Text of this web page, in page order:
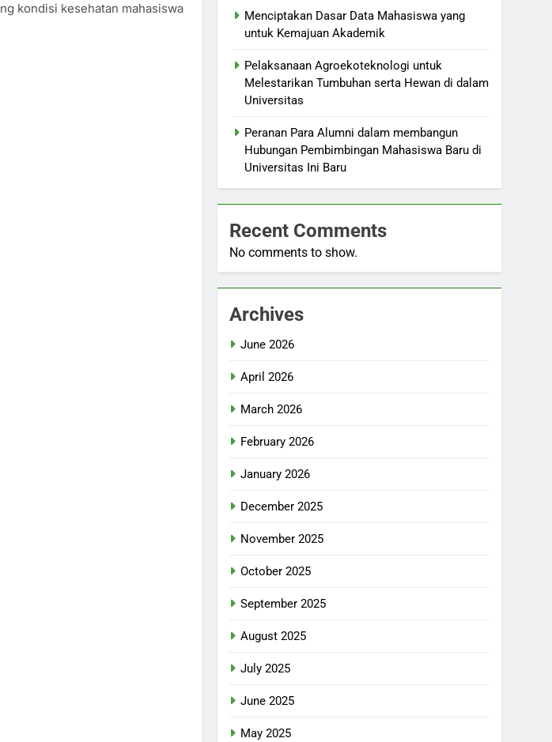
kondisi kesehatan mahasiswa
Menciptakan Dasar Data Mahasiswa yang
untuk Kemajuan Akademik
Pelaksanaan Agroekoteknologi untuk
Melestarikan Tumbuhan serta Hewan di dalam
Universitas
Peranan Para Alumni dalam membangun
Hubungan Pembimbingan Mahasiswa Baru di
Universitas Ini Baru
Recent Comments
No comments to show.
Archives
June 2026
April 2026
March 2026
February 2026
January 2026
December 2025
November 2025
October 2025
September 2025
August 2025
July 2025
June 2025
May 2025